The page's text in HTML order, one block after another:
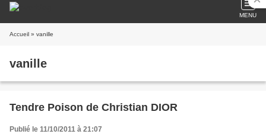
MENU
Accueil » vanille
vanille
Tendre Poison de Christian DIOR
Publié le 11/10/2011 à 21:07